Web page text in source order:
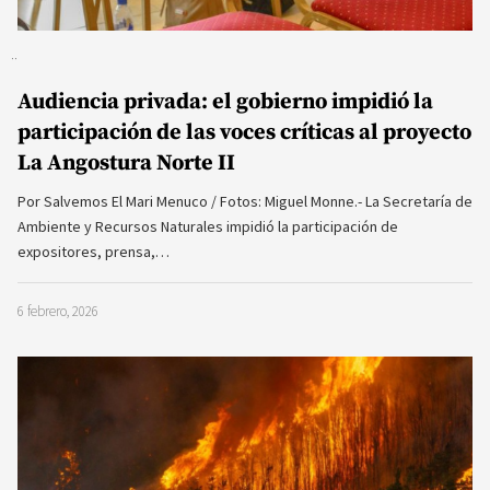
Audiencia privada: el gobierno impidió la
participación de las voces críticas al proyecto
La Angostura Norte II
Por Salvemos El Mari Menuco / Fotos: Miguel Monne.- La Secretaría de
Ambiente y Recursos Naturales impidió la participación de
expositores, prensa,…
6 febrero, 2026